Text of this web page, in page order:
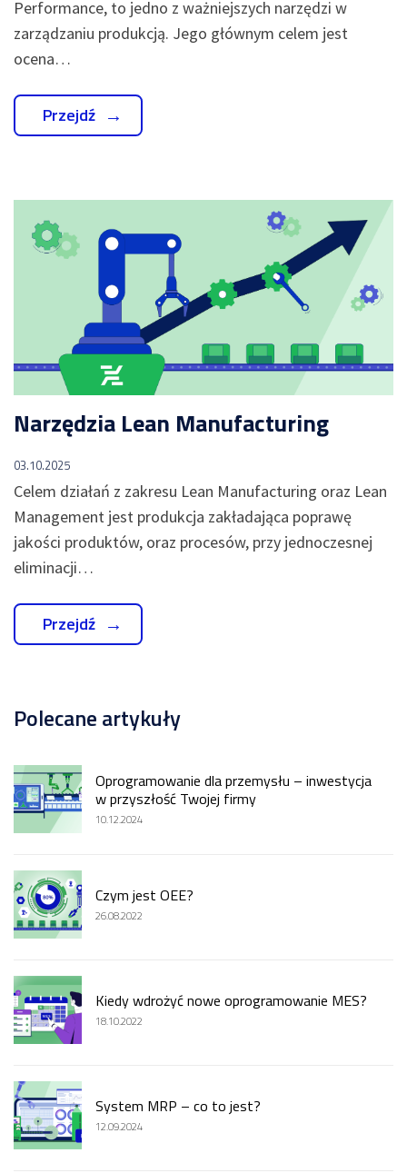
Performance, to jedno z ważniejszych narzędzi w
zarządzaniu produkcją. Jego głównym celem jest
ocena…
Przejdź
Narzędzia Lean Manufacturing
03.10.2025
Celem działań z zakresu Lean Manufacturing oraz Lean
Management jest produkcja zakładająca poprawę
jakości produktów, oraz procesów, przy jednoczesnej
eliminacji…
Przejdź
Polecane artykuły
Oprogramowanie dla przemysłu – inwestycja
w przyszłość Twojej firmy
10.12.2024
Czym jest OEE?
26.08.2022
Kiedy wdrożyć nowe oprogramowanie MES?
18.10.2022
System MRP – co to jest?
12.09.2024